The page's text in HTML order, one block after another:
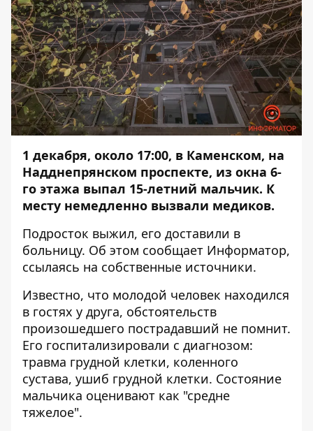
1 декабря, около 17:00, в Каменском, на
Надднепрянском проспекте, из окна 6-
го этажа выпал 15-летний мальчик. К
месту немедленно вызвали медиков.
Подросток выжил, его доставили в
больницу. Об этом сообщает Информатор,
ссылаясь на собственные источники.
Известно, что молодой человек находился
в гостях у друга, обстоятельств
произошедшего пострадавший не помнит.
Его госпитализировали с диагнозом:
травма грудной клетки, коленного
сустава, ушиб грудной клетки. Состояние
мальчика оценивают как "средне
тяжелое".